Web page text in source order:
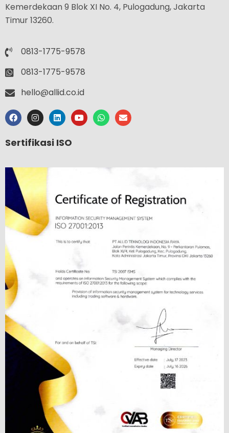
Kemerdekaan 9 Blok XI No. 4, Pulogadung, Jakarta
Timur 13260.
0813-1775-9578
0813-1775-9578
hello@allid.co.id
Sertifikasi ISO